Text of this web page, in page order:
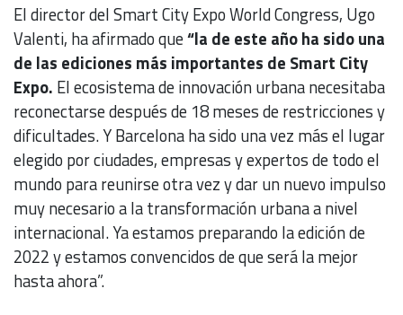
El director del Smart City Expo World Congress, Ugo
Valenti, ha afirmado que“la de este año ha sido una
de las ediciones más importantes de Smart City
Expo. El ecosistema de innovación urbana necesitaba
reconectarse después de 18 meses de restricciones y
dificultades. Y Barcelona ha sido una vez más el lugar
elegido por ciudades, empresas y expertos de todo el
mundo para reunirse otra vez y dar un nuevo impulso
muy necesario a la transformación urbana a nivel
internacional. Ya estamos preparando la edición de
2022 y estamos convencidos de que será la mejor
hasta ahora”.